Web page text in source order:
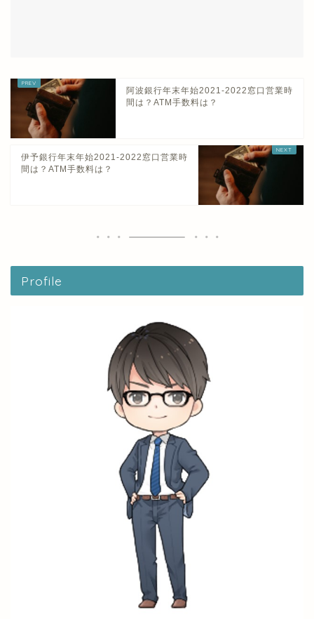
阿波銀行年末年始2021-2022窓口営業時
間は？ATM手数料は？
伊予銀行年末年始2021-2022窓口営業時
間は？ATM手数料は？
Profile